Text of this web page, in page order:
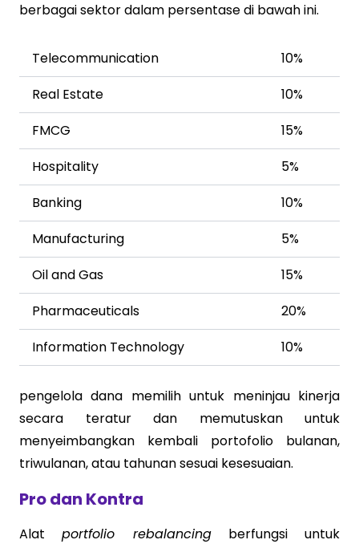
berbagai sektor dalam persentase di bawah ini.
Telecommunication
10%
Real Estate
10%
FMCG
15%
Hospitality
5%
Banking
10%
Manufacturing
5%
Oil and Gas
15%
Pharmaceuticals
20%
Information Technology
10%
pengelola dana memilih untuk meninjau kinerja
secara teratur dan memutuskan untuk
menyeimbangkan kembali portofolio bulanan,
triwulanan, atau tahunan sesuai kesesuaian.
Pro dan Kontra
Alatportfolio rebalancingberfungsi untuk